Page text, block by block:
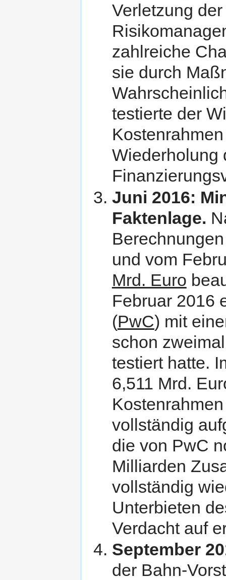
Verletzung
zahlreiche
sie durch
testierte der
Wiederholung
Juni 2016:
Faktenlage.
und vom
Mrd. Euro
Februar 2016
(PwC) mit
schon
testiert hatte.
6,511 Mrd.
vollständig
die von PwC
Milliarden
vollständig
Unterbieten
Verdacht auf
September
der Bahn-